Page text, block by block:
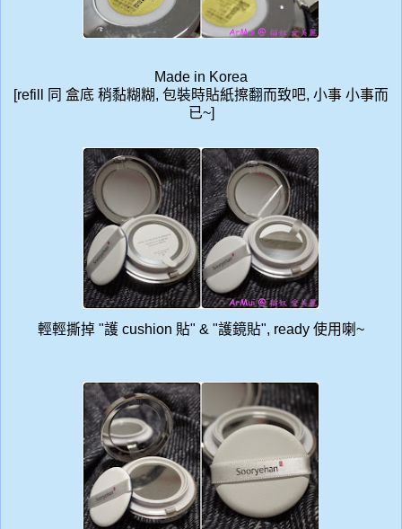
Made in Korea
[refill 同 盒底 稍黏糊糊, 包裝時貼紙擦翻而致吧, 小事 小事而
已~]
輕輕撕掉 "護 cushion 貼" & "護鏡貼", ready 使用喇~